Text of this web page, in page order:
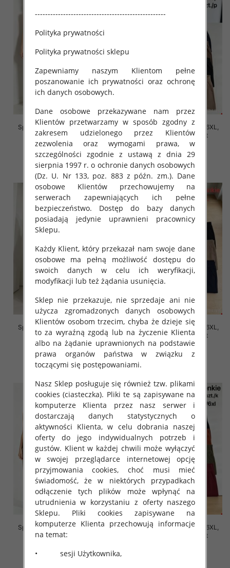
Spodnie damskie Roz 2XL-6XL,
Mix Kolor Paczka 12 szt
16.00 zł
szczegóły
Spodnie damskie Roz 2XL-6XL,
Mix Kolor Paczka 12 szt
16.00 zł
szczegóły
Spodnie damskie Roz 2XL-6XL,
Mix Kolor Paczka 12 szt
16.00 zł
szczegóły
Spodnie damskie Roz 2XL-6XL,
Mix Kolor Paczka 12 szt
16.00 zł
Spodnie damskie Roz 2XL-6XL,
Mix Kolor Paczka 12 szt
16.00 zł
Spodnie damskie Roz 2XL-6XL,
Mix Kolor Paczka 12 szt
---------------------------------------------------
Polityka prywatności
Polityka prywatności sklepu
Zapewniamy naszym Klientom pełne
poszanowanie ich prywatności oraz ochronę
ich danych osobowych.
Dane osobowe przekazywane nam przez
Klientów przetwarzamy w sposób zgodny z
zakresem udzielonego przez Klientów
zezwolenia oraz wymogami prawa, w
szczególności zgodnie z ustawą z dnia 29
sierpnia 1997 r. o ochronie danych osobowych
(Dz. U. Nr 133, poz. 883 z późn. zm.). Dane
osobowe Klientów przechowujemy na
serwerach zapewniających ich pełne
bezpieczeństwo. Dostęp do bazy danych
posiadają jedynie uprawnieni pracownicy
Sklepu.
Każdy Klient, który przekazał nam swoje dane
osobowe ma pełną możliwość dostępu do
swoich danych w celu ich weryfikacji,
modyfikacji lub też żądania usunięcia.
Sklep nie przekazuje, nie sprzedaje ani nie
użycza zgromadzonych danych osobowych
Klientów osobom trzecim, chyba że dzieje się
to za wyraźną zgodą lub na życzenie Klienta
albo na żądanie uprawnionych na podstawie
prawa organów państwa w związku z
toczącymi się postępowaniami.
Nasz Sklep posługuje się również tzw. plikami
cookies (ciasteczka). Pliki te są zapisywane na
komputerze Klienta przez nasz serwer i
dostarczają danych statystycznych o
aktywności Klienta, w celu dobrania naszej
oferty do jego indywidualnych potrzeb i
gustów. Klient w każdej chwili może wyłączyć
w swojej przeglądarce internetowej opcję
przyjmowania cookies, choć musi mieć
świadomość, że w niektórych przypadkach
odłączenie tych plików może wpłynąć na
utrudnienia w korzystaniu z oferty naszego
Sklepu. Pliki cookies zapisywane na
komputerze Klienta przechowują informacje
na temat:
• sesji Użytkownika,